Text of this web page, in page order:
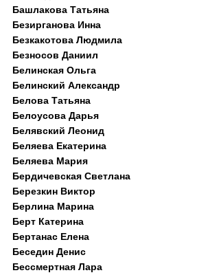
Башлакова Татьяна
Безирганова Инна
Безкакотова Людмила
Безносов Даниил
Белинская Ольга
Белинский Александр
Белова Татьяна
Белоусова Дарья
Белявский Леонид
Беляева Екатерина
Беляева Мария
Бердичевская Светлана
Березкин Виктор
Берлина Марина
Берт Катерина
Бертанас Елена
Беседин Денис
Бессмертная Лара